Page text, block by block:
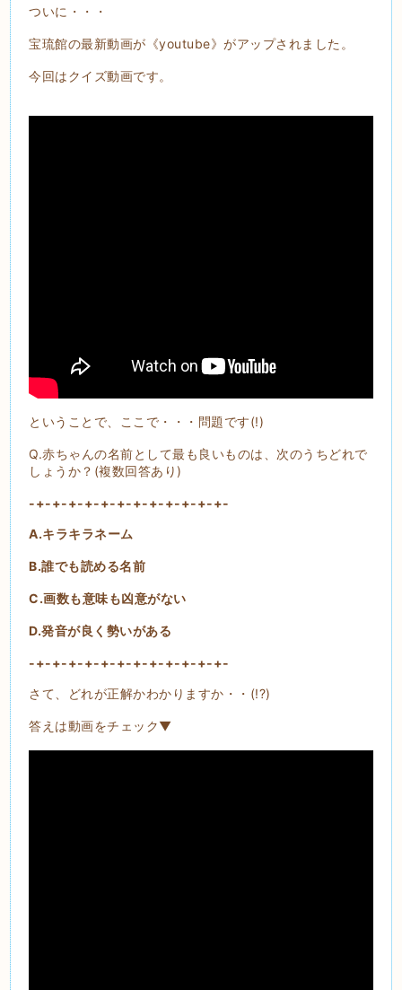
ついに・・・
宝琉館の最新動画が《youtube》がアップされました。
今回はクイズ動画です。
ということで、ここで・・・問題です(!)
Q.赤ちゃんの名前として最も良いものは、次のうちどれで
しょうか？(複数回答あり)
-+-+-+-+-+-+-+-+-+-+-+-+-
A.キラキラネーム
B.誰でも読める名前
C.画数も意味も凶意がない
D.発音が良く勢いがある
-+-+-+-+-+-+-+-+-+-+-+-+-
さて、どれが正解かわかりますか・・(!?)
答えは動画をチェック▼